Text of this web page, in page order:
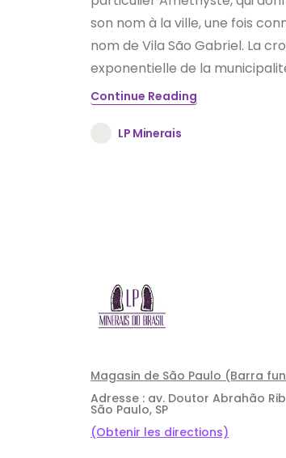
son nom à la ville, une fois
nom de Vila São Gabriel. La
exponentielle de la
Continue Reading
LP Minerais
Magasin de São Paulo (Barra
Adresse : av. Doutor Abrahão
São Paulo, SP
(Obtenir les directions)